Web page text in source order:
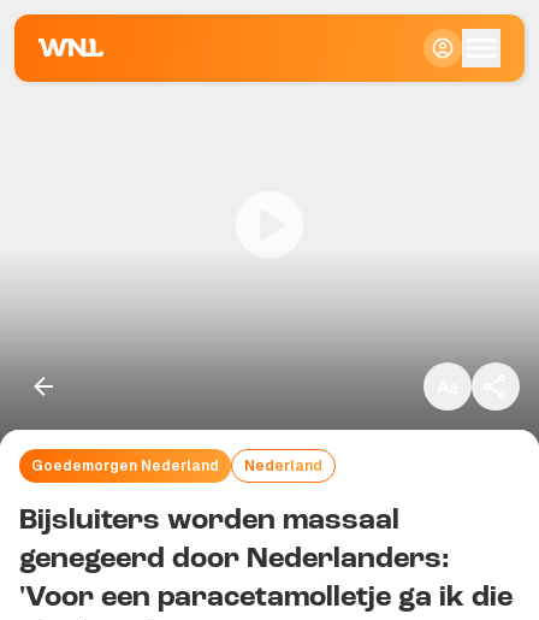
Goedemorgen Nederland Nederland
Bijsluiters worden massaal
genegeerd door Nederlanders:
'Voor een paracetamolletje ga ik die